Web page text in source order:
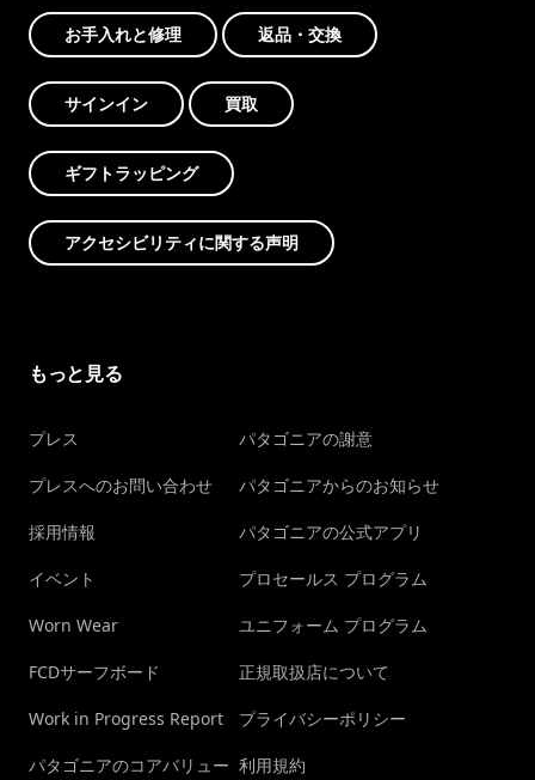
お手入れと修理 返品・交換
サインイン 買取
ギフトラッピング
アクセシビリティに関する声明
もっと見る
プレス
プレスへのお問い合わせ
採用情報
イベント
Worn Wear
FCDサーフボード
Work in Progress Report
パタゴニアのコアバリュー
パタゴニアの謝意
パタゴニアからのお知らせ
パタゴニアの公式アプリ
プロセールス プログラム
ユニフォーム プログラム
正規取扱店について
プライバシーポリシー
利用規約